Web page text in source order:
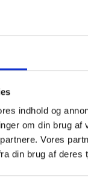
indhold og
om din brug
Vores
din brug af deres